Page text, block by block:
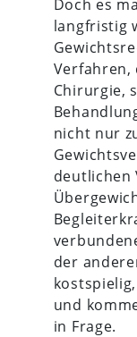
Doch es
langfristig
Verfahren,
Chirurgie,
nicht nur
deutlichen
der
und
in Frage.